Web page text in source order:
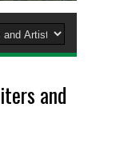
and